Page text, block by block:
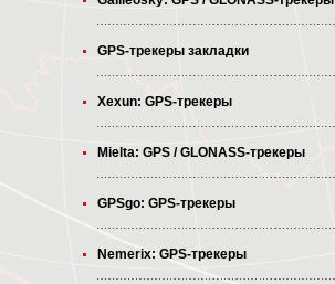
GPS-трекеры закладки
Xexun: GPS-трекеры
Mielta: GPS / GLONASS-трекеры
GPSgo: GPS-трекеры
Nemerix: GPS-трекеры